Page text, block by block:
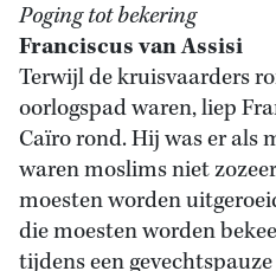
Poging tot bekering
Franciscus van Assisi
Terwijl de kruisvaarders
oorlogspad waren, liep
Caïro rond. Hij was er als
waren moslims niet
moesten worden
die moesten worden
tijdens een